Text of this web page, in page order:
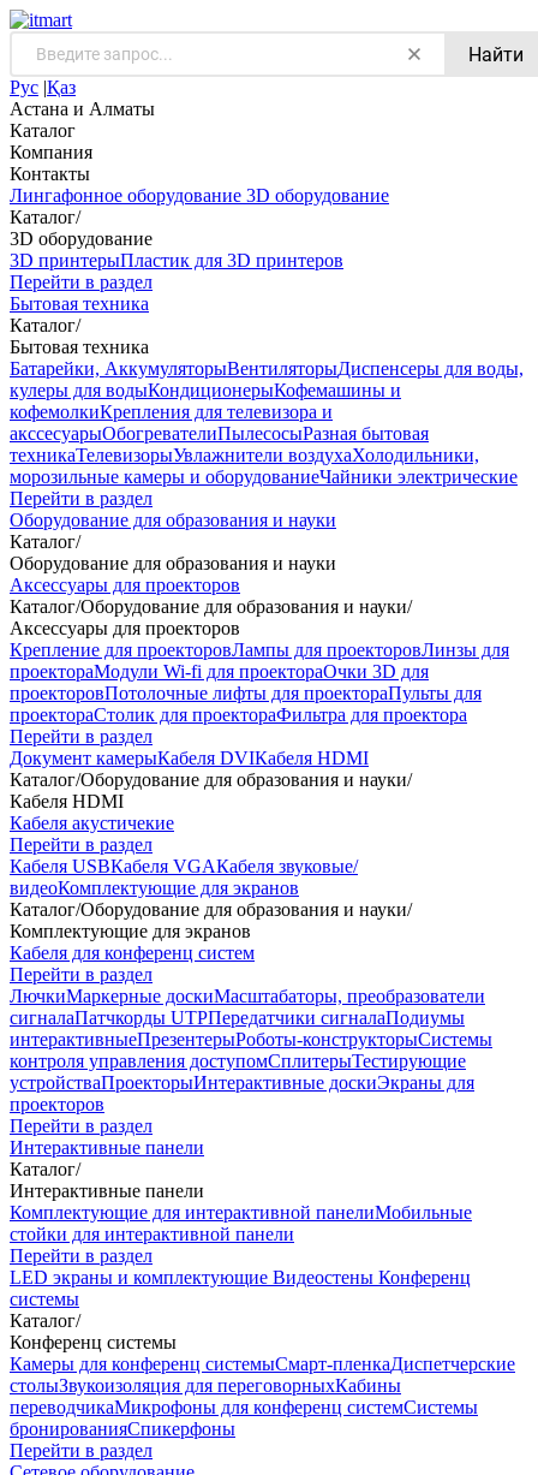
Найти
Рус |Қаз
Астана и Алматы
Каталог
Компания
Контакты
Лингафонное оборудование 3D оборудование
Каталог/
3D оборудование
3D принтерыПластик для 3D принтеров
Перейти в раздел
Бытовая техника
Каталог/
Бытовая техника
Батарейки, АккумуляторыВентиляторыДиспенсеры для воды,
кулеры для водыКондиционерыКофемашины и
кофемолкиКрепления для телевизора и
акссесуарыОбогревателиПылесосыРазная бытовая
техникаТелевизорыУвлажнители воздухаХолодильники,
морозильные камеры и оборудованиеЧайники электрические
Перейти в раздел
Оборудование для образования и науки
Каталог/
Оборудование для образования и науки
Аксессуары для проекторов
Каталог/Оборудование для образования и науки/
Аксессуары для проекторов
Крепление для проекторовЛампы для проекторовЛинзы для
проектораМодули Wi-fi для проектораОчки 3D для
проекторовПотолочные лифты для проектораПульты для
проектораСтолик для проектораФильтра для проектора
Перейти в раздел
Документ камерыКабеля DVIКабеля HDMI
Каталог/Оборудование для образования и науки/
Кабеля HDMI
Кабеля акустичекие
Перейти в раздел
Кабеля USBКабеля VGAКабеля звуковые/
видеоКомплектующие для экранов
Каталог/Оборудование для образования и науки/
Комплектующие для экранов
Кабеля для конференц систем
Перейти в раздел
ЛючкиМаркерные доскиМасштабаторы, преобразователи
сигналаПатчкорды UTPПередатчики сигналаПодиумы
интерактивныеПрезентерыРоботы-конструкторыСистемы
контроля управления доступомСплитерыТестирующие
устройстваПроекторыИнтерактивные доскиЭкраны для
проекторов
Перейти в раздел
Интерактивные панели
Каталог/
Интерактивные панели
Комплектующие для интерактивной панелиМобильные
стойки для интерактивной панели
Перейти в раздел
LED экраны и комплектующие Видеостены Конференц
системы
Каталог/
Конференц системы
Камеры для конференц системыCмарт-пленкаДиспетчерские
столыЗвукоизоляция для переговорныхКабины
переводчикаМикрофоны для конференц системСистемы
бронированияСпикерфоны
Перейти в раздел